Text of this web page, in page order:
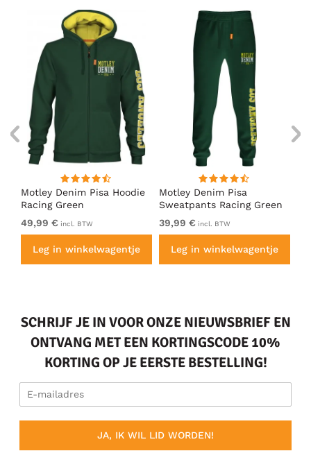
Motley Denim Pisa Hoodie
Racing Green
49,99 € incl. BTW
Leg in winkelwagentje
Motley Denim Pisa
Sweatpants Racing Green
39,99 € incl. BTW
Leg in winkelwagentje
SCHRIJF JE IN VOOR ONZE NIEUWSBRIEF EN
ONTVANG MET EEN KORTINGSCODE 10%
KORTING OP JE EERSTE BESTELLING!
JA, IK WIL LID WORDEN!